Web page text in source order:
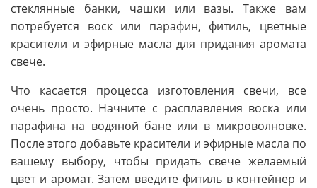
стеклянные банки, чашки или вазы. Также вам
потребуется воск или парафин, фитиль, цветные
красители и эфирные масла для придания аромата
свече.
Что касается процесса изготовления свечи, все
очень просто. Начните с расплавления воска или
парафина на водяной бане или в микроволновке.
После этого добавьте красители и эфирные масла по
вашему выбору, чтобы придать свече желаемый
цвет и аромат. Затем введите фитиль в контейнер и